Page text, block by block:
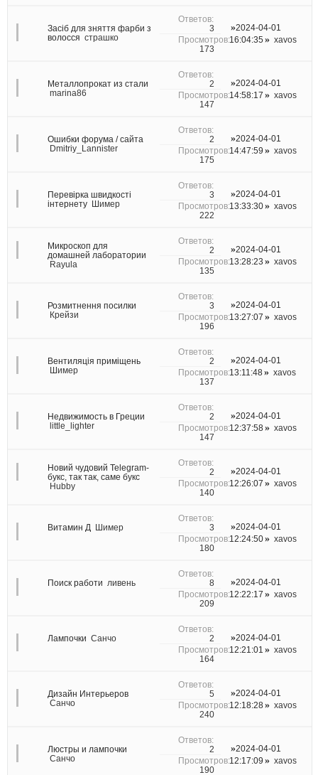
Засіб для зняття фарби з
волосся страшко
3
173
2024-04-01
16:04:35
xavos
Металлопрокат из стали
marina86
2
147
2024-04-01
14:58:17
xavos
Ошибки форума / сайта
Dmitriy_Lannister
2
175
2024-04-01
14:47:59
xavos
Перевірка швидкості
інтернету
Шимер
3
222
2024-04-01
13:33:30
xavos
Микроскоп для
домашней лаборатории
Rayula
2
135
2024-04-01
13:28:23
xavos
Розмитнення посилки
Крейзи
3
196
2024-04-01
13:27:07
xavos
Вентиляція приміщень
Шимер
2
137
2024-04-01
13:11:48
xavos
Недвижимость в Греции
little_lighter
2
147
2024-04-01
12:37:58
xavos
Новий чудовий Telegram-
букс, так так, саме букс
Hubby
2
140
2024-04-01
12:26:07
xavos
Витамин Д Шимер 3
180
2024-04-01
12:24:50
xavos
Поиск работи ливень 8
209
2024-04-01
12:22:17
xavos
Лампочки Санчо 2
164
2024-04-01
12:21:01
xavos
Дизайн Интерьеров
Санчо
5
240
2024-04-01
12:18:28
xavos
Люстры и лампочки
Санчо
2
190
2024-04-01
12:17:09
xavos